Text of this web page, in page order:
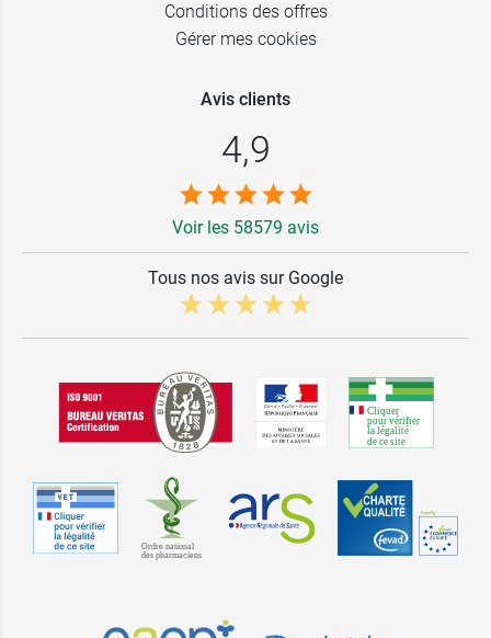
Conditions des offres
Gérer mes cookies
Avis clients
4,9
Voir les 58579 avis
Tous nos avis sur Google